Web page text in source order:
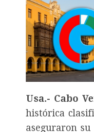
Usa.- Cabo
histórica
aseguraron